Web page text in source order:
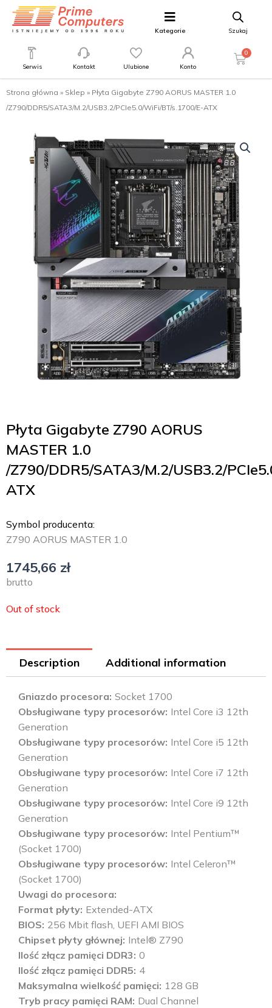
Kategorie Szukaj
Serwis Kontakt Ulubione Konto
0
Strona główna » Sklep » Płyta Gigabyte Z790 AORUS MASTER 1.0
/Z790/DDR5/SATA3/M.2/USB3.2/PCIe5.0/WiFi/BT/s.1700/E-ATX
Płyta Gigabyte Z790 AORUS
MASTER 1.0
/Z790/DDR5/SATA3/M.2/USB3.2/
ATX
Symbol producenta:
Z790 AORUS MASTER 1.0
1745,66 zł
brutto
Out of stock
Description Additional information
Gniazdo procesora Socket 1700
Obsługiwane typy procesorów Intel Core i3 12th
Generation
Obsługiwane typy procesorów Intel Core i5 12th
Generation
Obsługiwane typy procesorów Intel Core i7 12th
Generation
Obsługiwane typy procesorów Intel Core i9 12th
Generation
Obsługiwane typy procesorów Intel Pentium™
(Socket 1700)
Obsługiwane typy procesorów Intel Celeron™
(Socket 1700)
Uwagi do procesora
Format płyty Extended-ATX
BIOS 256 Mbit flash, UEFI AMI BIOS
Chipset płyty głównej Intel® Z790
Ilość złącz pamięci DDR3 0
Ilość złącz pamięci DDR5 4
Maksymalna wielkość pamięci 128 GB
Tryb pracy pamięci RAM Dual Channel